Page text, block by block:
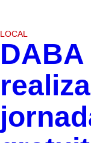
LOCAL
DABA